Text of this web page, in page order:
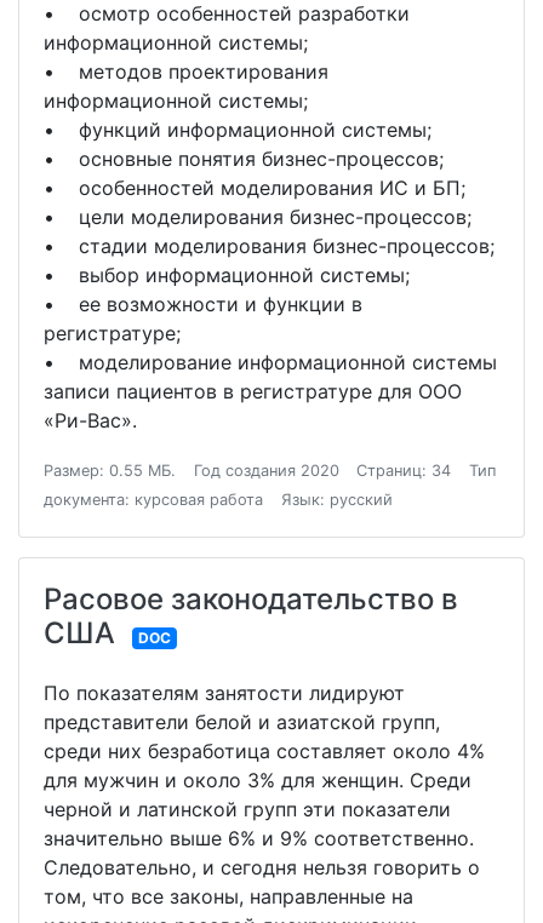
• осмотр особенностей разработки
информационной системы;
• методов проектирования
информационной системы;
• функций информационной системы;
• основные понятия бизнес-процессов;
• особенностей моделирования ИС и БП;
• цели моделирования бизнес-процессов;
• стадии моделирования бизнес-процессов;
• выбор информационной системы;
• ее возможности и функции в
регистратуре;
• моделирование информационной системы
записи пациентов в регистратуре для ООО
«Ри-Вас».
Размер: 0.55 МБ. Год создания 2020 Страниц: 34
Тип
документа: курсовая работа
Язык: русский
Расовое законодательство в
США
DOC
По показателям занятости лидируют
представители белой и азиатской групп,
среди них безработица составляет около 4%
для мужчин и около 3% для женщин. Среди
черной и латинской групп эти показатели
значительно выше 6% и 9% соответственно.
Следовательно, и сегодня нельзя говорить о
том, что все законы, направленные на